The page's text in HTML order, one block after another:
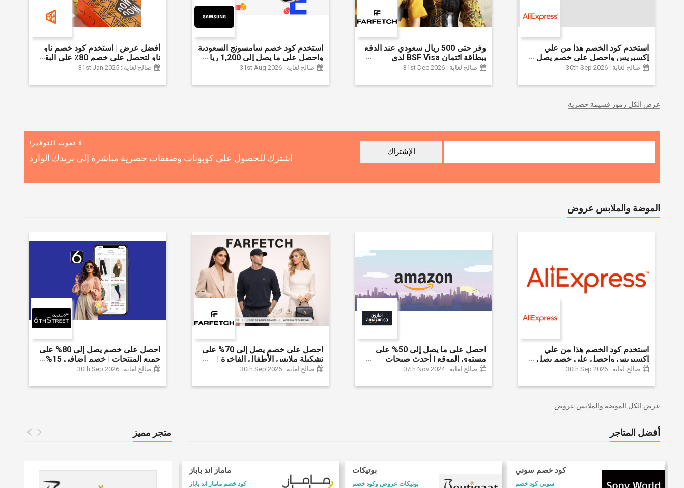
استخدم كود الخصم هذا من علي
إكسبريس واحصل على خصم يصل
إلى 60% على أجهزة الكمبيوتر
بقيمة 155 دولارًا أمريكيًا على الطلبات
| شحن مج
صالح لغاية : 30th Sep 2026
وفر حتى 500 ريال سعودي عند الدفع
ببطاقة ائتمان BSF Visa لدى
Farfetch
صالح لغاية : 31st Dec 2026
استخدم كود خصم سامسونج السعودية
واحصل على ما يصل إلى 1,200 ريال
سعودي + خصم إضافي 6% على
صالح لغاية : 31st Aug 2026
أفضل عرض | استخدم كود خصم ناو
ناو لتحصل على خصم 80٪ على البقالة
| شراء اللحوم والفواكه والأطعمة
خصم إضافي 5٪ | أفضل عرض
صالح لغاية : 31st Jan 2025
عرض الكل رموز قسيمة حصرية
لا تفوت التوفير!
اشترك للحصول على كوبونات وصفقات حصرية مباشرة إلى بريدك الوارد
الإشتراك
الموضة والملابس عروض
استخدم كود الخصم هذا من علي
إكسبريس واحصل على خصم يصل
إلى 60% على أجهزة الكمبيوتر
بقيمة 155 دولارًا أمريكيًا على الطلبات
| شحن مج
صالح لغاية : 30th Sep 2026
احصل على ما يصل إلى 50% على
مستوى الموقع | أحدث صيحات
الموضة والإكسسوارات والأحذية
وغيرها الكثير | ًالشحن مجانا
صالح لغاية : 07th Nov 2024
احصل على خصم يصل إلى 70% على
تشكيلة ملابس الأطفال الفاخرة |
خصم إضافي 20% (يُطبّق الخصم
صالح لغاية : 30th Sep 2026
احصل على خصم يصل إلى 80% على
جميع المنتجات | خصم إضافي 15%
صالح لغاية : 30th Sep 2026
عرض الكل الموضة والملابس عروض
متجر مميز أفضل المتاجر
كود خصم سوني
سوني كود خصم
بوتيكات
بوتيكات عروض وكود خصم
ماماز اند باباز
كود خصم ماماز اند باباز
كوبونات فوغا كلوزيت
كود خصم فوغا كلوسيت